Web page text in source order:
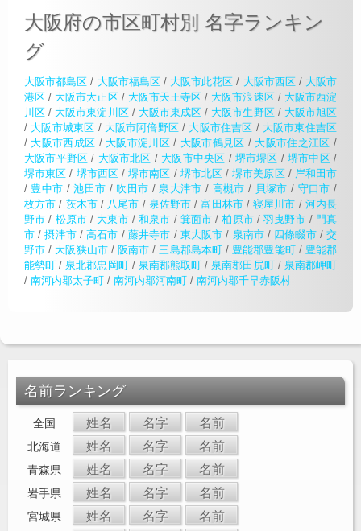
大阪府の市区町村別 名字ランキン
グ
大阪市都島区 / 大阪市福島区/ 大阪市此花区 / 大阪市西区/ 大阪市
港区 / 大阪市大正区/ 大阪市天王寺区 / 大阪市浪速区/ 大阪市西淀
川区 / 大阪市東淀川区/ 大阪市東成区 / 大阪市生野区/ 大阪市旭区
/ 大阪市城東区 / 大阪市阿倍野区 / 大阪市住吉区 / 大阪市東住吉区
/ 大阪市西成区 / 大阪市淀川区 / 大阪市鶴見区 / 大阪市住之江区 /
大阪市平野区 / 大阪市北区 / 大阪市中央区 / 堺市堺区 /堺市中区/
堺市東区 / 堺市西区/堺市南区 / 堺市北区 /堺市美原区/ 岸和田市
/ 豊中市 /池田市 / 吹田市 / 泉大津市 / 高槻市 / 貝塚市 / 守口市 /
枚方市 / 茨木市/ 八尾市 / 泉佐野市 /富田林市/寝屋川市 / 河内長
野市 / 松原市/ 大東市/ 和泉市 / 箕面市 /柏原市/羽曳野市 / 門真
市 /摂津市/高石市 / 藤井寺市 / 東大阪市 / 泉南市/ 四條畷市/交
野市 / 大阪狭山市/阪南市 / 三島郡島本町 / 豊能郡豊能町/ 豊能郡
能勢町 / 泉北郡忠岡町/ 泉南郡熊取町 / 泉南郡田尻町/ 泉南郡岬町
/ 南河内郡太子町 / 南河内郡河南町 / 南河内郡千早赤阪村
名前ランキング
全国 姓名 名字 名前
北海道 姓名 名字 名前
青森県 姓名 名字 名前
岩手県 姓名 名字 名前
宮城県 姓名 名字 名前